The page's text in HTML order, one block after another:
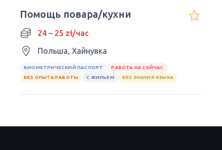
Помощь повара/кухни
24 – 25 zł/час
Польша, Хайнувка
БИОМЕТРИЧЕСКИЙ ПАСПОРТ
РАБОТА НА СЕЙЧАС
БЕЗ ОПЫТА РАБОТЫ
С ЖИЛЬЕМ БЕЗ ЗНАНИЯ ЯЗЫКА